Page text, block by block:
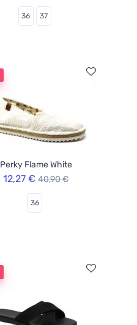
36 37
Perky Flame White
12,27 € 40,90 €
36